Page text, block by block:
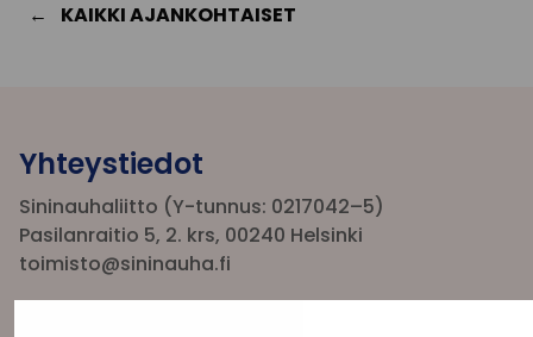
KAIKKI AJANKOHTAISET
Yhteystiedot
Sininauhaliitto (Y-tunnus: 0217042–5)
Pasilanraitio 5, 2. krs, 00240 Helsinki
toimisto@sininauha.fi